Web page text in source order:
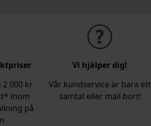
000 kr
inom
på
Vi hjälper dig!
Vår kundservice är bara ett
samtal eller mail bort!